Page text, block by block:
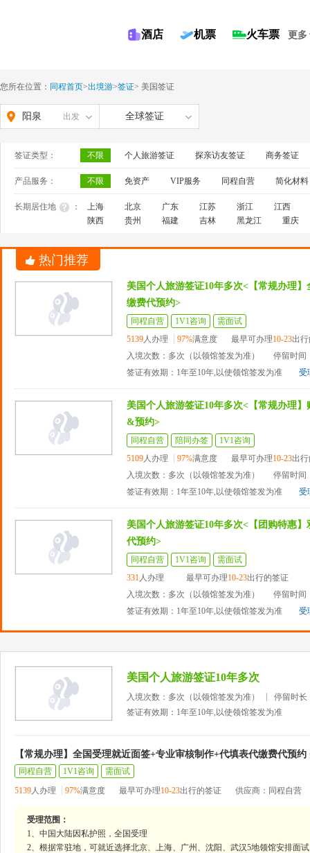
酒店 机票 火车票 更多
您所在位置： 同程首页>出境游>签证> 美国签证
阳泉 出发 全球签证
签证类型： 不限 个人旅游签证 探亲访友签证 商务签证
产品服务： 不限 免资产 VIP服务 同程自营 简化材料
长期居住地 ： 上海 北京 广东 江苏 浙江
江西
陕西
贵州 福建 吉林 黑龙江 重庆
热门推荐
美国个人旅游签证10年多次<【常规办理
缴费代预约>
同程自营 1V1咨询
需面试
5139人办理 97%满意度 最早可办理10-23出
入境次数：多次（以领馆签发为准）
停留时间
签证有效期：1年至10年,以使领馆签发为准
受
美国个人旅游签证10年多次<【常规办理
&预约>
同程自营 陪同办签
1V1咨询
5109人办理 97%满意度 最早可办理10-23出
入境次数：多次（以领馆签发为准）
停留时间
签证有效期：1年至10年,以使领馆签发为准
受
美国个人旅游签证10年多次<【团购特惠
代预约>
同程自营 1V1咨询
需面试
331人办理 最早可办理10-23出行的签证
入境次数：多次（以领馆签发为准）
停留时间
签证有效期：1年至10年,以使领馆签发为准
受
美国个人旅游签证10年多次
入境次数：多次（以领馆签发为准）
停留时长
签证有效期：1年至10年,以使领馆签发为准
【常规办理】全国受理就近面签+专业审核制作+代填表代缴费代预约
同程自营
1V1咨询
需面试
5139人办理 97%满意度 最早可办理10-23出行的签证 供应商：同程自营
受理范围：
1、中国大陆因私护照，全国受理
2、根据常驻地，可就近选择北京、上海、广州、沈阳、武汉5地领馆安排面